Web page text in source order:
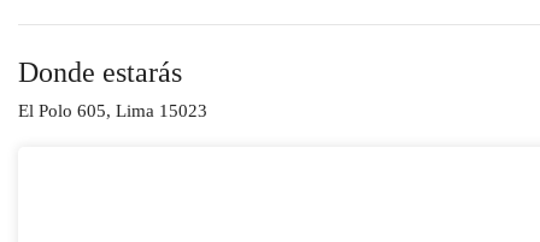
Donde estarás
El Polo 605, Lima 15023